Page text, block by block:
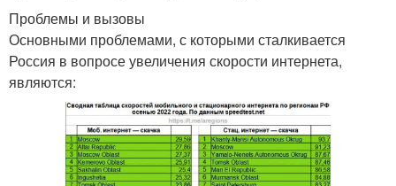
Проблемы и вызовы
Основными проблемами, с которыми сталкивается
Россия в вопросе увеличения скорости интернета,
являются: